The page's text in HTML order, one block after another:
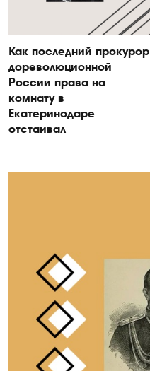
Как последний прокурор
дореволюционной
России права на
комнату в
Екатеринодаре
отстаивал